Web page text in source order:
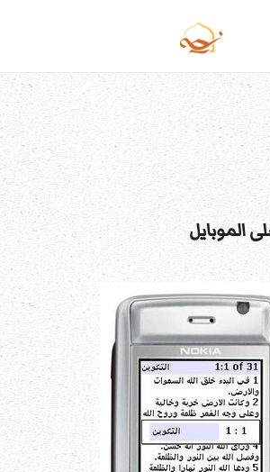
الموبايل